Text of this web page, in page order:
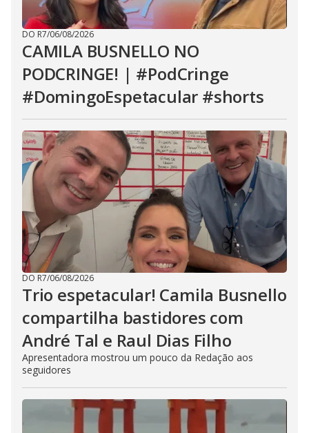
DO R7/06/08/2026
CAMILA BUSNELLO NO
PODCRINGE! | #PodCringe
#DomingoEspetacular #shorts
DO R7/06/08/2026
Trio espetacular! Camila Busnello
compartilha bastidores com
André Tal e Raul Dias Filho
Apresentadora mostrou um pouco da Redação aos
seguidores